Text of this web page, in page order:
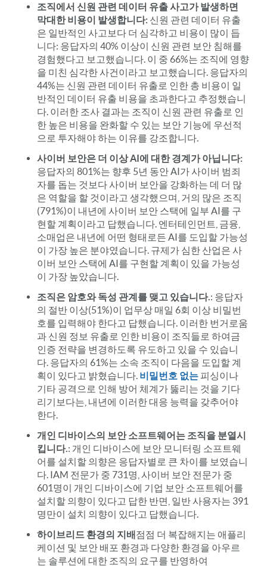
조직에서 신원 관련 데이터 유출 사고가 발생하면
막대한 비용이 발생합니다: 신원 관련 데이터 유출
은 일반적인 사고보다 더 심각하고 비용이 많이 듭
니다: 응답자의 40% 이상이 신원 관련 보안 침해를
경험했다고 보고했습니다. 이 중 66%는 조직에 영향
을 미친 심각한 사건이라고 보고했습니다. 응답자의
44%는 신원 관련 데이터 유출로 인한 총 비용이 일
반적인 데이터 유출 비용을 초과한다고 추정했습니
다. 이러한 조사 결과는 조직이 신원 관련 유출로 인
한 높은 비용을 완화할 수 있는 보안 기능에 우선적
으로 투자해야 하는 이유를 강조합니다.
사이버 보안은 더 이상 AI에 대한 경계가 아닙니다:
응답자의 801%는 향후 5년 동안 AI가 사이버 범죄
자를 돕는 것보다 사이버 보안을 강화하는 데 더 많
은 역할을 할 것이라고 생각했으며, 거의 많은 조직
(791%)이 내년에 사이버 보안 스택에 일부 AI를 구
현할 계획이라고 답했습니다. 엔터테인먼트, 금융,
소매업은 내년에 어떤 형태로든 AI를 도입할 가능성
이 가장 높은 분야였습니다. 규제가 심한 산업은 사
이버 보안 스택에 AI를 구현할 계획이 있을 가능성
이 가장 높았습니다.
조직은 암호와 독성 관계를 맺고 있습니다. : 응답자
의 절반 이상(51%)이 업무상 매일 6회 이상 비밀번
호를 입력해야 한다고 답했습니다. 이러한 번거로움
과 신원 정보 유출로 인한 비용이 조직들로 하여금
인증 전략을 변경하도록 유도하고 있을 수 있습니
다. 응답자의 61%는 소속 조직이 다음을 도입할 계
획이 있다고 밝혔습니다. 비밀번호 없는 피싱이나
기타 공격으로 인해 방어 체계가 뚫리는 것을 기다
리기보다는, 내년에 이러한 대응 능력을 갖추어야
한다.
개인 디바이스의 보안 소프트웨어는 조직을 분열시
킵니다. : 개인 디바이스에 보안 모니터링 소프트웨
어를 설치할 의향은 응답자별로 큰 차이를 보였습니
다. IAM 전문가 중 731명, 사이버 보안 전문가 중
601명이 개인 디바이스에 기업 보안 소프트웨어를
설치할 의향이 있다고 답한 반면, 일반 사용자는 391
명만이 설치 의향이 있다고 답했습니다.
하이브리드 환경의 지배점점 더 복잡해지는 애플리
케이션 및 보안 배포 환경과 다양한 환경을 아우르
는 솔루션에 대한 조직의 요구를 반영하여